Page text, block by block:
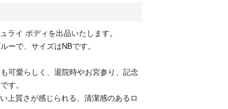
ライ ボディを出品いたします。
ーで、サイズはNBです。
可愛らしく、退院時やお宮参り、記念
す。
上質さが感じられる、清潔感のあるロ